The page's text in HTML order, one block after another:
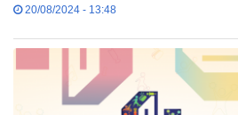
20/08/2024 - 13:48